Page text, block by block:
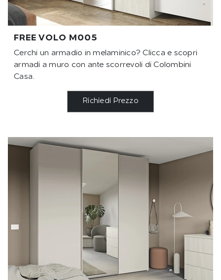
FREE VOLO M005
Cerchi un armadio in melaminico? Clicca e scopri
armadi a muro con ante scorrevoli di Colombini
Casa.
Richiedi Prezzo